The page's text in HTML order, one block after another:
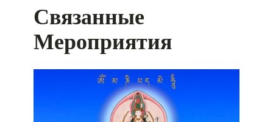
Связанные
Мероприятия